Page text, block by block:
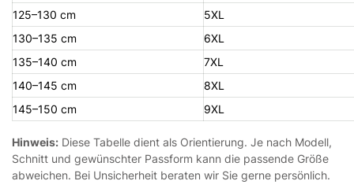
125–130 cm
5XL
130–135 cm
6XL
135–140 cm
7XL
140–145 cm
8XL
145–150 cm
9XL
Hinweis: Diese Tabelle dient als Orientierung. Je nach Modell,
Schnitt und gewünschter Passform kann die passende Größe
abweichen. Bei Unsicherheit beraten wir Sie gerne persönlich.